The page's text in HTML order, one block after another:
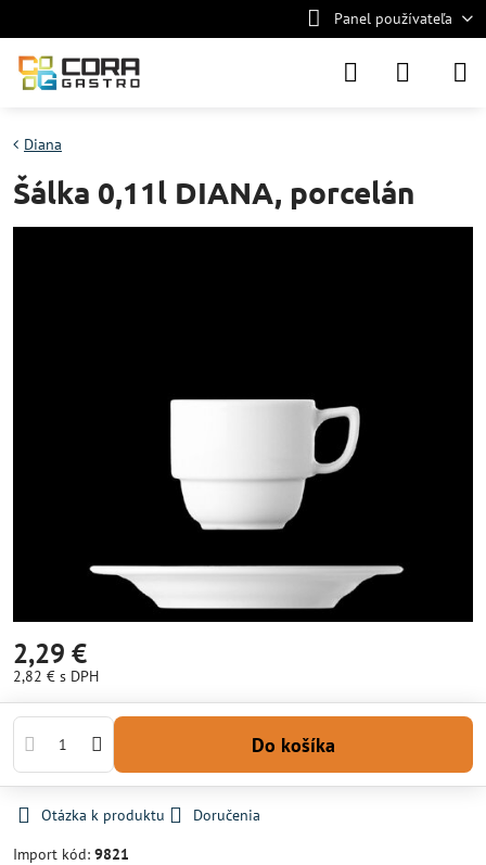
Panel používateľa
Diana
Šálka 0,11l DIANA, porcelán
2,29 €
2,82 € s DPH
Do košíka
Otázka k produktu
Doručenia
Import kód: 9821